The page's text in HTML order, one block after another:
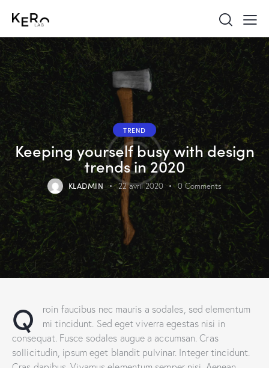
TREND
Keeping yourself busy with design
trends in 2020
KLADMIN 22 avril 2020 0 Comments
Q
roin faucibus nec mauris a sodales, sed elementum
mi tincidunt. Sed eget viverra egestas nisi in
consequat. Fusce sodales augue a accumsan. Cras
sollicitudin, ipsum eget blandit pulvinar. Integer tincidunt.